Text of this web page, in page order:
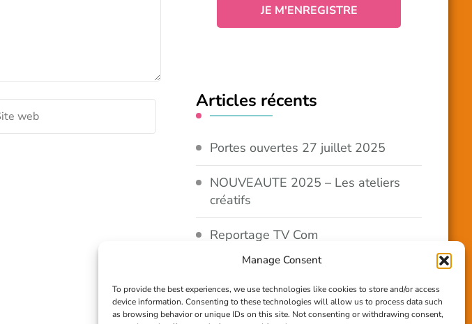
Manage Consent
To provide the best experiences, we use technologies like cookies to store and/or access
device information. Consenting to these technologies will allow us to process data such
as browsing behavior or unique IDs on this site. Not consenting or withdrawing consent,
Articles récents
Portes ouvertes 27 juillet 2025
NOUVEAUTE 2025 – Les ateliers
créatifs
Reportage TV Com
Construction en terre-paille
Chantier Participatif Terre Paille